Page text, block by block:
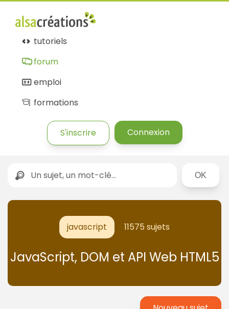
Forum
Alsacréations
tutoriels
forum
emploi
formations
S'inscrire Connexion
Rechercher
javascript 11575 sujets
JavaScript, DOM et API Web HTML5